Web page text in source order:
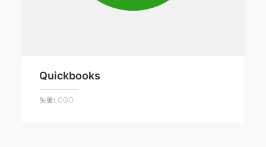
Quickbooks
矢量LOGO